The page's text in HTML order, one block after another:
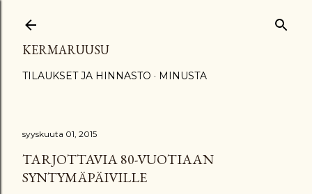
KERMARUUSU
TILAUKSET JA HINNASTO MINUSTA
syyskuuta 01, 2015
TARJOTTAVIA 80-VUOTIAAN
SYNTYMÄPÄIVILLE